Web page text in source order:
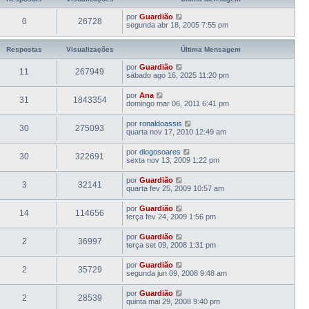
i
a
e
n
s
g
0 26728 por Guardião
segunda abr 18, 2005 7:55 pm
Respostas Visualizações Última Mensagem
11 267949 por Guardião
sábado ago 16, 2025 11:20 pm
31 1843354 por Ana
domingo mar 06, 2011 6:41 pm
30 275093 por ronaldoassis
quarta nov 17, 2010 12:49 am
30 322691 por diogosoares
sexta nov 13, 2009 1:22 pm
3 32141 por Guardião
quarta fev 25, 2009 10:57 am
14 114656 por Guardião
terça fev 24, 2009 1:56 pm
2 36997 por Guardião
terça set 09, 2008 1:31 pm
2 35729 por Guardião
segunda jun 09, 2008 9:48 am
2 28539 por Guardião
quinta mai 29, 2008 9:40 pm